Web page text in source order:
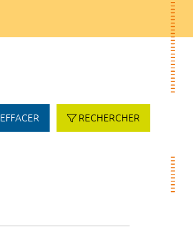
EFFACER RECHERCHER